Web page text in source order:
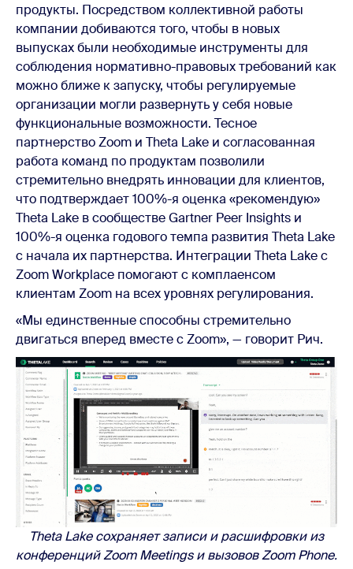
продукты. Посредством коллективной работы
компании добиваются того, чтобы в новых
выпусках были необходимые инструменты для
соблюдения нормативно-правовых требований как
можно ближе к запуску, чтобы регулируемые
организации могли развернуть у себя новые
функциональные возможности. Тесное
партнерство Zoom и Theta Lake и согласованная
работа команд по продуктам позволили
стремительно внедрять инновации для клиентов,
что подтверждает 100%-я оценка «рекомендую»
Theta Lake в сообществе Gartner Peer Insights и
100%-я оценка годового темпа развития Theta Lake
с начала их партнерства. Интеграции Theta Lake с
Zoom Workplace помогают с комплаенсом
клиентам Zoom на всех уровнях регулирования.
«Мы единственные способны стремительно
двигаться вперед вместе с Zoom», — говорит Рич.
Theta Lake сохраняет записи и расшифровки из
конференций Zoom Meetings и вызовов Zoom Phone.